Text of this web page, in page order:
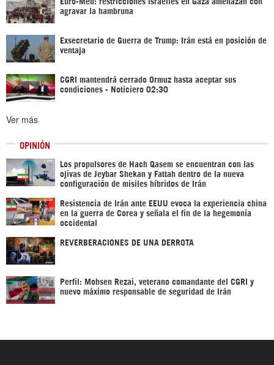
agravar la hambruna
Exsecretario de Guerra de Trump: Irán está en posición de
ventaja
CGRI mantendrá cerrado Ormuz hasta aceptar sus
condiciones - Noticiero 02:30
Ver más
OPINIÓN
Los propulsores de Hach Qasem se encuentran con las
ojivas de Jeybar Shekan y Fattah dentro de la nueva
configuración de misiles híbridos de Irán
Resistencia de Irán ante EEUU evoca la experiencia china
en la guerra de Corea y señala el fin de la hegemonía
occidental
REVERBERACIONES DE UNA DERROTA
Perfil: Mohsen Rezai, veterano comandante del CGRI y
nuevo máximo responsable de seguridad de Irán